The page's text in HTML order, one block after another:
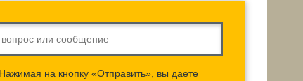
Нажимая на кнопку «Отправить», вы даете